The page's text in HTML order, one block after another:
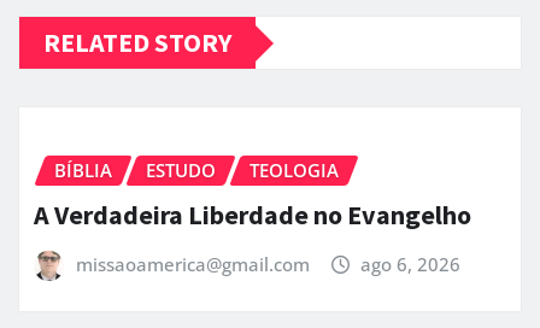
RELATED STORY
BÍBLIA ESTUDO TEOLOGIA
A Verdadeira Liberdade no Evangelho
missaoamerica@gmail.com ago 6, 2026